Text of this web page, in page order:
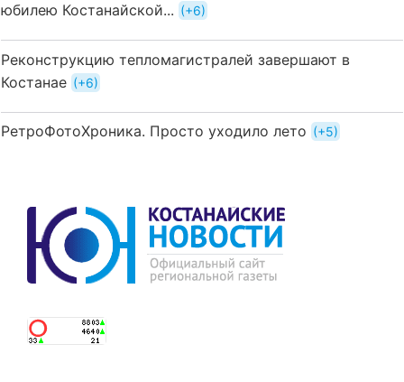
юбилею Костанайской...
+6
Реконструкцию тепломагистралей завершают в
Костанае
+6
РетроФотоХроника. Просто уходило лето +5